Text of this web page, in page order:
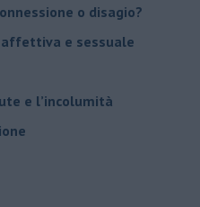
o disagio?
affettiva e sessuale
e l’incolumità